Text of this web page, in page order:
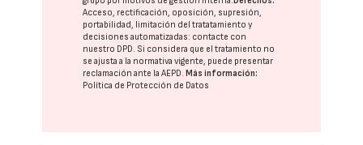
Acceso, rectificación, oposición, supresión,
portabilidad, limitación del tratatamiento y
decisiones automatizadas: contacte con
nuestro DPD. Si considera que el tratamiento no
se ajusta a la normativa vigente, puede presentar
reclamación ante laAEPD.Más información:
Política de Protección de Datos